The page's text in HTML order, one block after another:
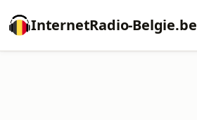
InternetRadio-Belgie.be